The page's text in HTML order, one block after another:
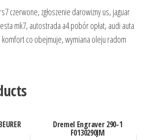
czerwone, zgłoszenie darowizny us, jaguar
mk7, autostrada a4 pobór opłat, audi auta
komfort co obejmuje, wymiana oleju radom
Dremel Engraver 290-1
F0130290JM